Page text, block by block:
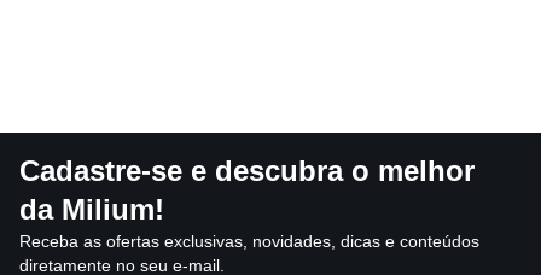
Cadastre-se e descubra o melhor
da Milium!
Receba as ofertas exclusivas, novidades, dicas e conteúdos
diretamente no seu e-mail.